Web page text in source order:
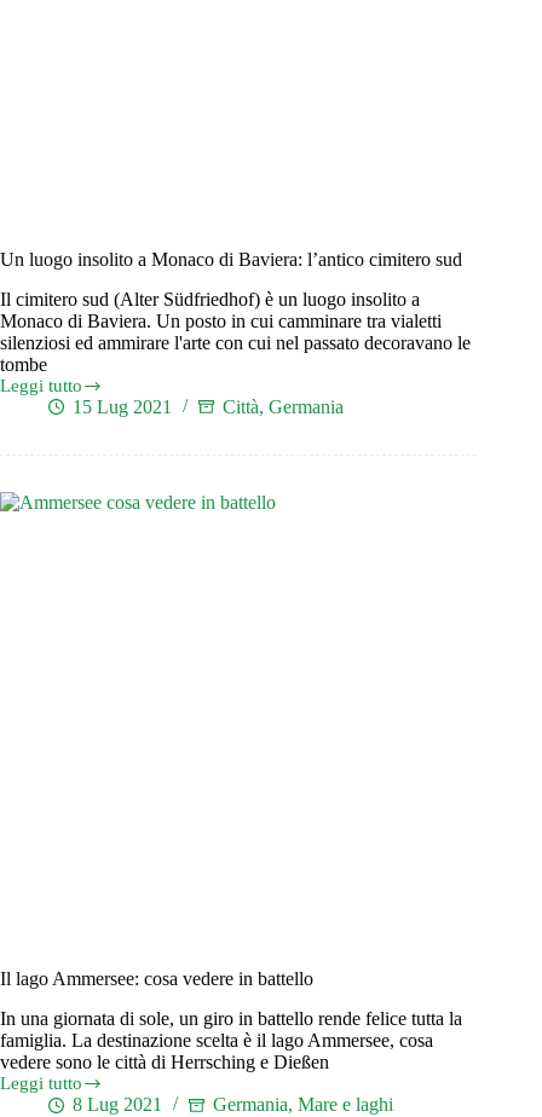
Un luogo insolito a Monaco di Baviera: l’antico cimitero sud
Il cimitero sud (Alter Südfriedhof) è un luogo insolito a
Monaco di Baviera. Un posto in cui camminare tra vialetti
silenziosi ed ammirare l'arte con cui nel passato decoravano le
tombe
Leggi tutto
Un
a
di
Baviera:
15 Lug 2021 Città, Germania
Il lago Ammersee: cosa vedere in battello
In una giornata di sole, un giro in battello rende felice tutta la
famiglia. La destinazione scelta è il lago Ammersee, cosa
vedere sono le città di Herrsching e Dießen
Leggi tutto
Il
8 Lug 2021 Germania, Mare e laghi